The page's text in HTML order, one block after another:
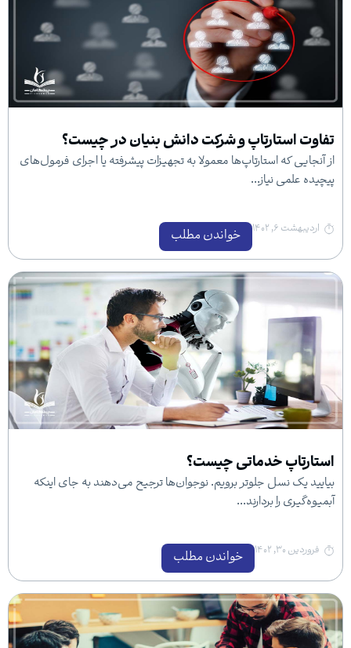
و شرکت دانش بنیان در چیست؟
معمولا به تجهیزات پیشرفته یا اجرای فرمول‌های
خواندن مطلب
خدماتی چیست؟
جلوتر برویم. نوجوان‌ها ترجیح می‌دهند به جای اینکه
خواندن مطلب